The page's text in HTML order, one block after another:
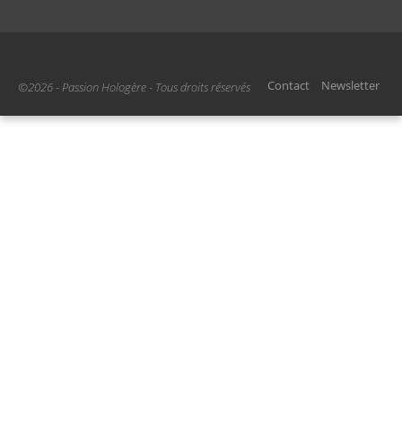
©2026 - Passion Hologère - Tous droits réservés Contact Newsletter